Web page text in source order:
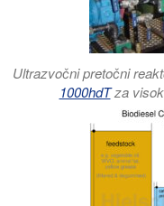
Ultrazvočni pretočni
1000hdTza